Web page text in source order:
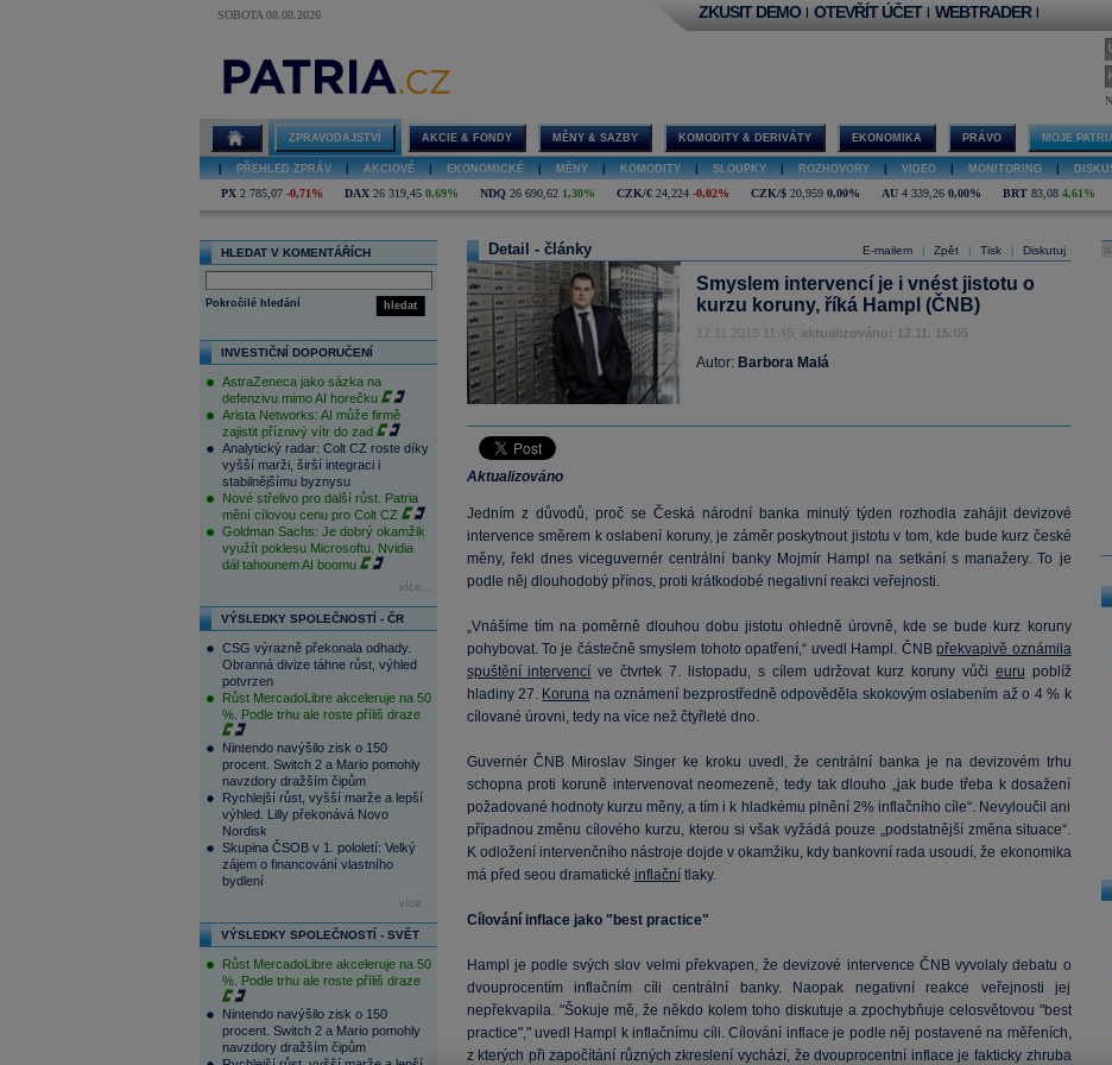
SOBOTA 08.08.2026 ZKUSIT DEMO | OTEVŘÍT ÚČET | WEBTRADER |
ZPRAVODAJSTVÍ AKCIE & FONDY MĚNY & SAZBY KOMODITY & DERIVÁTY EKONOMIKA PRÁVO MOJE
PŘEHLED ZPRÁV AKCIOVÉ EKONOMICKÉ MĚNY KOMODITY SLOUPKY ROZHOVORY VIDEO MONITORING
PX 2 785,07 -0,71% DAX 26 319,45 0,69% NDQ 26 690,62 1,30% CZK/€ 24,224 -0,02% CZK/$ 20,959 0,00% AU 4 339,26 0,00% BRT 83,08 4,61%
HLEDAT V KOMENTÁŘÍCH
hledat
Pokročilé hledání
INVESTIČNÍ DOPORUČENÍ
AstraZeneca jako sázka na
defenzivu mimo AI horečku
Arista Networks: AI může firmě
zajistit příznivý vítr do zad
Analytický radar: Colt CZ roste díky
vyšší marži, širší integraci i
stabilnějšímu byznysu
Nové střelivo pro další růst. Patria
mění cílovou cenu pro Colt CZ
Goldman Sachs: Je dobrý okamžik
využít poklesu Microsoftu. Nvidia
dál tahounem AI boomu
více...
VÝSLEDKY SPOLEČNOSTÍ - ČR
CSG výrazně překonala odhady.
Obranná divize táhne růst, výhled
potvrzen
Růst MercadoLibre akceleruje na 50
%. Podle trhu ale roste příliš draze
Nintendo navýšilo zisk o 150
procent. Switch 2 a Mario pomohly
navzdory dražším čipům
Rychlejší růst, vyšší marže a lepší
výhled. Lilly překonává Novo
Nordisk
Skupina ČSOB v 1. pololetí: Velký
zájem o financování vlastního
bydlení
více...
VÝSLEDKY SPOLEČNOSTÍ - SVĚT
Růst MercadoLibre akceleruje na 50
%. Podle trhu ale roste příliš draze
Nintendo navýšilo zisk o 150
procent. Switch 2 a Mario pomohly
navzdory dražším čipům
E-mailem Zpět Tisk Diskutuj
Detail - články
Smyslem intervencí je i vnést jistotu o
kurzu koruny, říká Hampl (ČNB)
12.11.2013 11:46, aktualizováno: 12.11. 15:05
Autor: Barbora Malá
Aktualizováno
Jedním z důvodů, proč se Česká národní banka minulý týden rozhodla zahájit devizové
intervence směrem k oslabení koruny, je záměr poskytnout jistotu v tom, kde bude kurz české
měny, řekl dnes viceguvernér centrální banky Mojmír Hampl na setkání s manažery. To je
podle něj dlouhodobý přínos, proti krátkodobé negativní reakci veřejnosti.
„Vnášíme tím na poměrně dlouhou dobu jistotu ohledně úrovně, kde se bude kurz koruny
pohybovat. To je částečně smyslem tohoto opatření,“ uvedl Hampl. ČNBpřekvapivě oznámila
spuštění intervencí ve čtvrtek 7. listopadu, s cílem udržovat kurz koruny vůči euru poblíž
hladiny 27. Koruna na oznámení bezprostředně odpověděla skokovým oslabením až o 4 % k
cílované úrovni, tedy na více než čtyřleté dno.
Guvernér ČNB Miroslav Singer ke kroku uvedl, že centrální banka je na devizovém trhu
schopna proti koruně intervenovat neomezeně, tedy tak dlouho „jak bude třeba k dosažení
požadované hodnoty kurzu měny, a tím i k hladkému plnění 2% inflačního cíle“. Nevyloučil ani
případnou změnu cílového kurzu, kterou si však vyžádá pouze „podstatnější změna situace“.
K odložení intervenčního nástroje dojde v okamžiku, kdy bankovní rada usoudí, že ekonomika
má před seou dramatické inflačnítlaky.
Cílování inflace jako "best practice"
Hampl je podle svých slov velmi překvapen, že devizové intervence ČNB vyvolaly debatu o
dvouprocentím inflačním cíli centrální banky. Naopak negativní reakce veřejnosti jej
nepřekvapila. "Šokuje mě, že někdo kolem toho diskutuje a zpochybňuje celosvětovou "best
practice"," uvedl Hampl k inflačnímu cíli. Cílování inflace je podle něj postavené na měřeních,
z kterých při započítání různých zkreslení vychází, že dvouprocentní inflace je fakticky zhruba